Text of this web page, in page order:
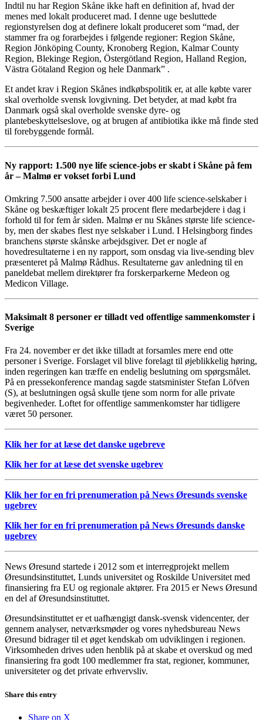
Indtil nu har Region Skåne ikke haft en definition af, hvad der
menes med lokalt produceret mad. I denne uge besluttede
regionstyrelsen dog at definere lokalt produceret som “mad, der
stammer fra og forarbejdes i følgende regioner: Region Skåne,
Region Jönköping County, Kronoberg Region, Kalmar County
Region, Blekinge Region, Östergötland Region, Halland Region,
Västra Götaland Region og hele Danmark” .
Et andet krav i Region Skånes indkøbspolitik er, at alle købte varer
skal overholde svensk lovgivning. Det betyder, at mad købt fra
Danmark også skal overholde svenske dyre- og
plantebeskyttelseslove, og at brugen af ​​antibiotika ikke må finde sted
til forebyggende formål.
Ny rapport: 1.500 nye life science-jobs er skabt i Skåne på fem
år – Malmø er vokset forbi Lund
Omkring 7.500 ansatte arbejder i over 400 life science-selskaber i
Skåne og beskæftiger lokalt 25 procent flere medarbejdere i dag i
forhold til for fem år siden. Malmø er nu Skånes største life science-
by, men der skabes flest nye selskaber i Lund. I Helsingborg findes
branchens største skånske arbejdsgiver. Det er nogle af
hovedresultaterne i en ny rapport, som onsdag via live-sending blev
præsenteret på Malmø Rådhus. Resultaterne gav anledning til en
paneldebat mellem direktører fra forskerparkerne Medeon og
Medicon Village.
Maksimalt 8 personer er tilladt ved offentlige sammenkomster i
Sverige
Fra 24. november er det ikke tilladt at forsamles mere end otte
personer i Sverige. Forslaget vil blive forelagt til øjeblikkelig høring,
inden regeringen kan træffe en endelig beslutning om spørgsmålet.
På en pressekonference mandag sagde statsminister Stefan Löfven
(S), at beslutningen også skulle tjene som norm for alle private
begivenheder. Loftet for offentlige sammenkomster har tidligere
været 50 personer.
Klik her for at læse det danske ugebreve
Klik her for at læse det svenske ugebrev
Klik her for en fri prenumeration på News Øresunds svenske
ugebrev
Klik her for en fri prenumeration på News Øresunds danske
ugebrev
News Øresund startede i 2012 som et interregprojekt mellem
Øresundsinstituttet, Lunds universitet og Roskilde Universitet med
finansiering fra EU og regionale aktører. Fra 2015 er News Øresund
en del af Øresundsinstituttet.
Øresundsinstituttet er et uafhængigt dansk-svensk videncenter, der
gennem analyser, netværksmøder og vores nyhedsbureau News
Øresund bidrager til et øget kendskab om udviklingen i regionen.
Virksomheden drives uden henblik på at skabe et overskud og med
finansiering fra godt 100 medlemmer fra stat, regioner, kommuner,
universiteter og det private erhvervsliv.
Share this entry
Share on X